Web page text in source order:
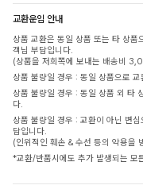
교환운임 안내
상품 교환은 동일 상품 또는 타 상
객님 부담입니다.
(상품을 저희쪽에 보내는 배송비
상품 불량일 경우 : 동일 상품으로
상품 불량일 경우 : 동일 상품 외 타
다.
상품 불량일 경우 : 교환이 아닌 변
담입니다.
(인위적인 훼손 & 수선 등의 악용을
*교환/반품시에도 추가 발생되는 모